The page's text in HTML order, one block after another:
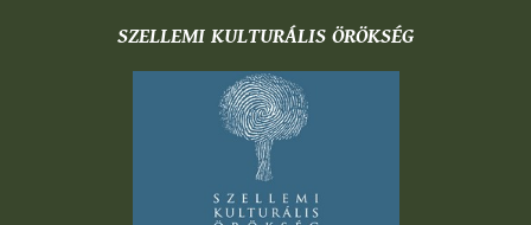
SZELLEMI KULTURÁLIS ÖRÖKSÉG